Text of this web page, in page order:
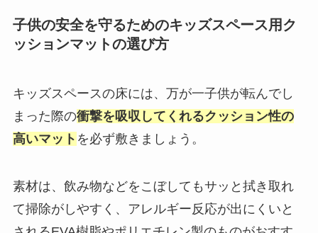
子供の安全を守るためのキッズスペース用ク
ッションマットの選び方
キッズスペースの床には、万が一子供が転んでし
まった際の衝撃を吸収してくれるクッション性の
高いマット を必ず敷きましょう。
素材は、飲み物などをこぼしてもサッと拭き取れ
て掃除がしやすく、アレルギー反応が出にくいと